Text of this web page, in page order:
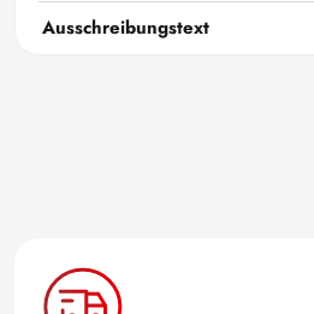
Ausschreibungstext